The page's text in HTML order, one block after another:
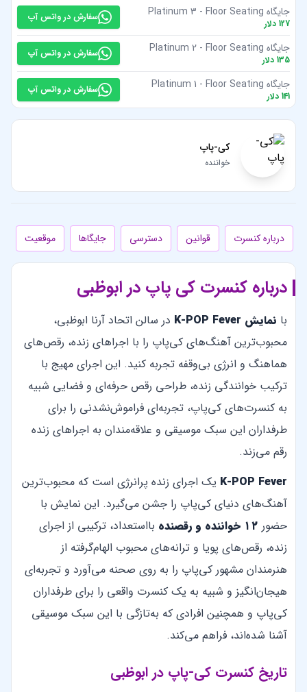
جایگاه Platinum 3 - Floor Seating
127 دلار
سفارش در واتس آپ
جایگاه Platinum 2 - Floor Seating
135 دلار
سفارش در واتس آپ
جایگاه Platinum 1 - Floor Seating
141 دلار
سفارش در واتس آپ
کی-پاپ
خواننده
درباره کنسرت قوانین دسترسی جایگاها موقعیت
درباره کنسرت کی پاپ در ابوظبی
با نمایش K-POP Fever
در سالن اتحاد آرنا ابوظبی،
محبوب‌ترین آهنگ‌های کی‌پاپ را با اجراهای زنده، رقص‌های
هماهنگ و انرژی بی‌وقفه تجربه کنید. این اجرای مهیج با
ترکیب خوانندگی زنده، طراحی رقص حرفه‌ای و فضایی شبیه
به کنسرت‌های کی‌پاپ، تجربه‌ای فراموش‌نشدنی را برای
طرفداران این سبک موسیقی و علاقه‌مندان به اجراهای زنده
رقم می‌زند.
K-POP Fever
یک اجرای زنده پرانرژی است که محبوب‌ترین
آهنگ‌های دنیای کی‌پاپ را جشن می‌گیرد. این نمایش با
حضور ۱۲ خواننده و رقصنده
بااستعداد، ترکیبی از اجرای
زنده، رقص‌های پویا و ترانه‌های محبوب الهام‌گرفته از
هنرمندان مشهور کی‌پاپ را به روی صحنه می‌آورد و تجربه‌ای
هیجان‌انگیز و شبیه به یک کنسرت واقعی را برای طرفداران
کی‌پاپ و همچنین افرادی که به‌تازگی با این سبک موسیقی
آشنا شده‌اند، فراهم می‌کند.
تاریخ کنسرت کی-پاپ در ابوظبی